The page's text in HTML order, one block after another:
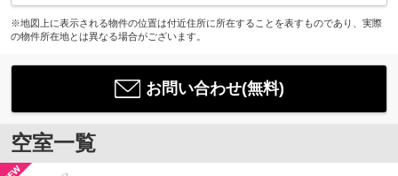
※地図上に表示される物件の位置は付近住所に所在することを表すものであり、実際
の物件所在地とは異なる場合がございます。
お問い合わせ(無料)
空室一覧